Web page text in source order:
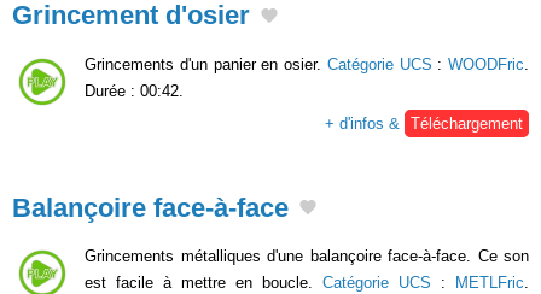
Grincement d'osier
Grincements d'un panier en osier. Catégorie UCS : WOODFric
Durée : 00:42.
+ d'infos &
Téléchargement
Balançoire face-à-face
Grincements métalliques d'une balançoire face-à-face. Ce son
est facile à mettre en boucle. Catégorie UCS : METLFric.